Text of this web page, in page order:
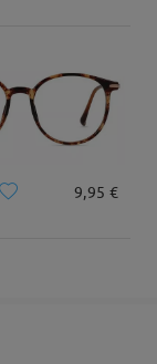
de Patillas
9,95 €